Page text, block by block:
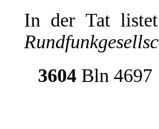
In der Tat
3604 Bln 4697